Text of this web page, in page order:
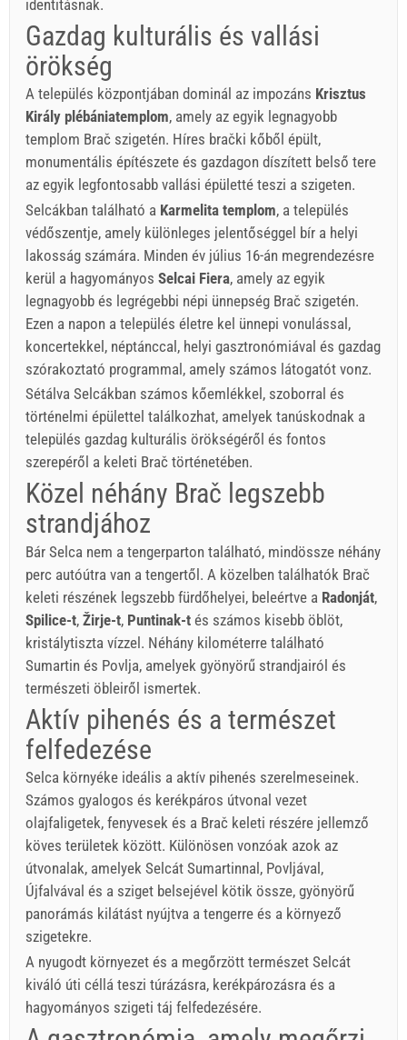
identitásnak.
Gazdag kulturális és vallási
örökség
A település központjában dominál az impozáns Krisztus
Király plébániatemplom, amely az egyik legnagyobb
templom Brač szigetén. Híres brački kőből épült,
monumentális építészete és gazdagon díszített belső tere
az egyik legfontosabb vallási épületté teszi a szigeten.
Selcákban található a Karmelita templom, a település
védőszentje, amely különleges jelentőséggel bír a helyi
lakosság számára. Minden év július 16-án megrendezésre
kerül a hagyományos Selcai Fiera, amely az egyik
legnagyobb és legrégebbi népi ünnepség Brač szigetén.
Ezen a napon a település életre kel ünnepi vonulással,
koncertekkel, néptánccal, helyi gasztronómiával és gazdag
szórakoztató programmal, amely számos látogatót vonz.
Sétálva Selcákban számos kőemlékkel, szoborral és
történelmi épülettel találkozhat, amelyek tanúskodnak a
település gazdag kulturális örökségéről és fontos
szerepéről a keleti Brač történetében.
Közel néhány Brač legszebb
strandjához
Bár Selca nem a tengerparton található, mindössze néhány
perc autóútra van a tengertől. A közelben találhatók Brač
keleti részének legszebb fürdőhelyei, beleértve a Radonját,
Spilice-t, Žirje-t, Puntinak-t és számos kisebb öblöt,
kristálytiszta vízzel. Néhány kilométerre található
Sumartin és Povlja, amelyek gyönyörű strandjairól és
természeti öbleiről ismertek.
Aktív pihenés és a természet
felfedezése
Selca környéke ideális a aktív pihenés szerelmeseinek.
Számos gyalogos és kerékpáros útvonal vezet
olajfaligetek, fenyvesek és a Brač keleti részére jellemző
köves területek között. Különösen vonzóak azok az
útvonalak, amelyek Selcát Sumartinnal, Povljával,
Újfalvával és a sziget belsejével kötik össze, gyönyörű
panorámás kilátást nyújtva a tengerre és a környező
szigetekre.
A nyugodt környezet és a megőrzött természet Selcát
kiváló úti céllá teszi túrázásra, kerékpározásra és a
hagyományos szigeti táj felfedezésére.